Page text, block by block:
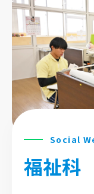
Social
福祉科